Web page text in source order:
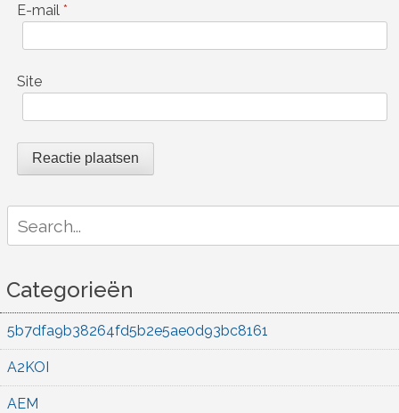
E-mail *
Site
for:
Categorieën
5b7dfa9b38264fd5b2e5ae0d93bc8161
A2KOI
AEM